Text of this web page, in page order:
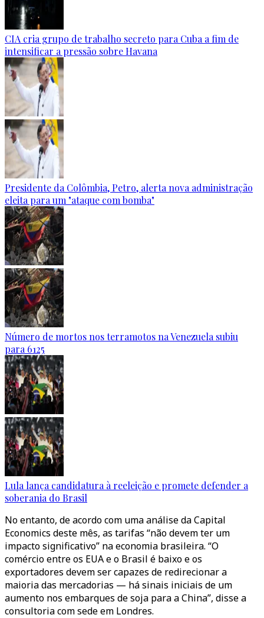
CIA cria grupo de trabalho secreto para Cuba a fim de
intensificar a pressão sobre Havana
Presidente da Colômbia, Petro, alerta nova administração
eleita para um "ataque com bomba"
Número de mortos nos terramotos na Venezuela subiu
para 6125
Lula lança candidatura à reeleição e promete defender a
soberania do Brasil
No entanto, de acordo com uma análise da Capital
Economics deste mês, as tarifas “não devem ter um
impacto significativo” na economia brasileira. “O
comércio entre os EUA e o Brasil é baixo e os
exportadores devem ser capazes de redirecionar a
maioria das mercadorias — há sinais iniciais de um
aumento nos embarques de soja para a China”, disse a
consultoria com sede em Londres.